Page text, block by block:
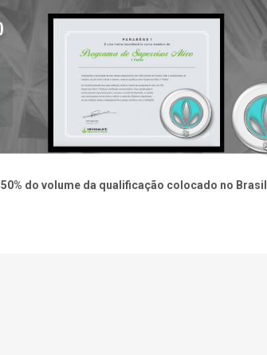
50% do volume da qualificação colocado no Brasil